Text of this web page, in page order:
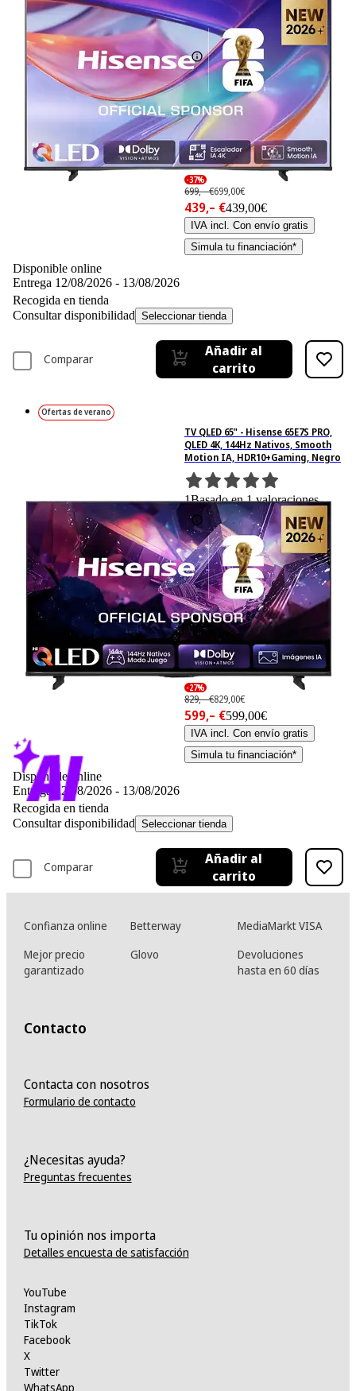
Ficha técnica
Basado en 31 valoraciones
-37%
699,– €699,00€
439,– €439,00€
IVA incl. Con envío gratis
Simula tu financiación*
Disponible online
Entrega 12/08/2026 - 13/08/2026
Recogida en tienda
Consultar disponibilidad Seleccionar tienda
Comparar
Añadir al
carrito
Ofertas de verano
Ficha técnica
TV QLED 65" - Hisense 65E7S PRO,
QLED 4K, 144Hz Nativos, Smooth
Motion IA, HDR10+Gaming, Negro
1Basado en 1 valoraciones
-27%
829,– €829,00€
599,– €599,00€
IVA incl. Con envío gratis
Simula tu financiación*
Disponible online
Entrega 12/08/2026 - 13/08/2026
Recogida en tienda
Consultar disponibilidad Seleccionar tienda
Comparar
Añadir al
carrito
Confianza online Betterway
MediaMarkt VISA
Mejor precio
garantizado
Glovo
Devoluciones
hasta en 60 días
Contacto
Contacta con nosotros
Formulario de contacto
¿Necesitas ayuda?
Preguntas frecuentes
Tu opinión nos importa
Detalles encuesta de satisfacción
YouTube
Instagram
TikTok
Facebook
X
Twitter
WhatsApp